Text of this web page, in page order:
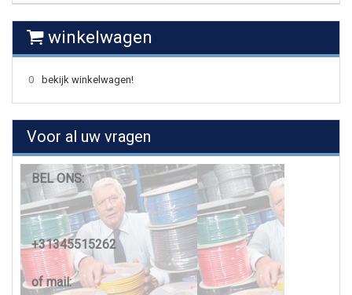
winkelwagen
0 bekijk winkelwagen!
Voor al uw vragen
BEL ONS:
+31345515262
of mail: